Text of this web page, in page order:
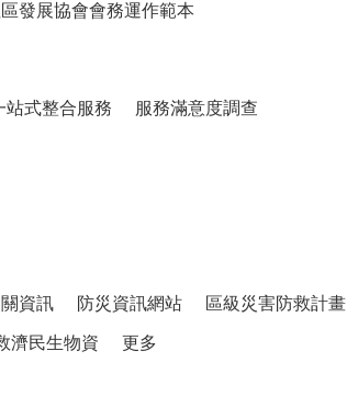
發展協會會務運作範本
站式整合服務 服務滿意度調查
資訊 防災資訊網站 區級災害防救計畫
濟民生物資 更多